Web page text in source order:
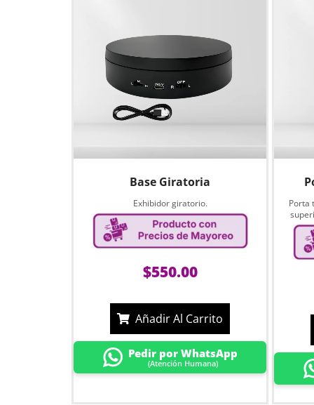
Base Giratoria
Exhibidor giratorio.
$550.00
Añadir Al Carrito
Pedir por WhatsApp
(Atención Humana)
Porta